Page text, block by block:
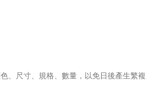
、尺寸、規格、數量，以免日後產生繁複